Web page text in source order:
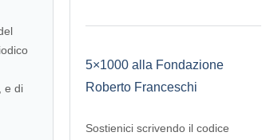
e di
5×1000 alla Fondazione
Roberto Franceschi
Sostienici scrivendo il codice